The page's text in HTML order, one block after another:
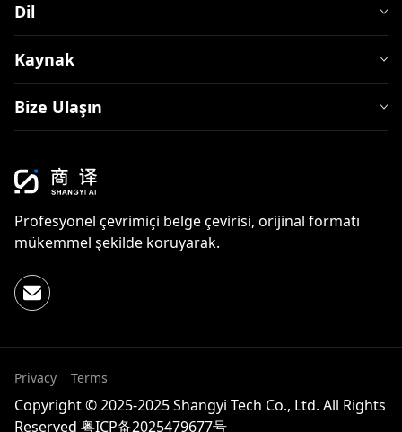
Dil
Kaynak
Bize Ulaşın
Profesyonel çevrimiçi belge çevirisi, orijinal formatı
mükemmel şekilde koruyarak.
Privacy Terms
Copyright © 2025-2025 Shangyi Tech Co., Ltd. All Rights
Reserved 粤ICP备2025479677号